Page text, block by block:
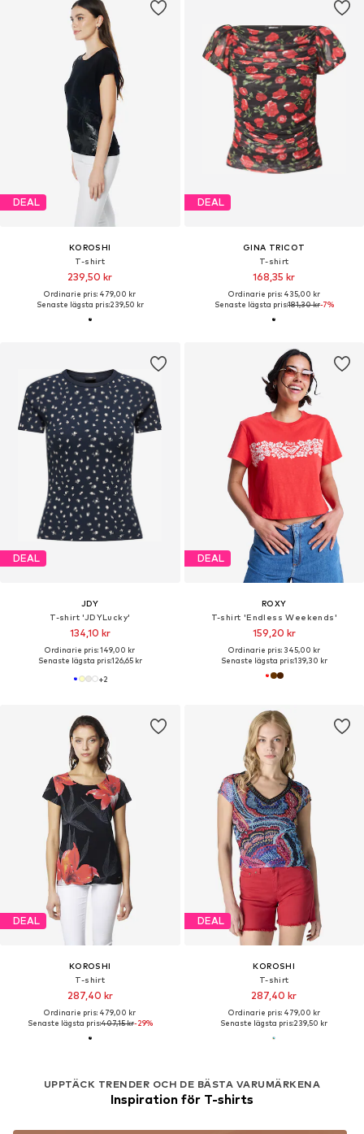
DEAL
KOROSHI
T-shirt
239,50 kr
Ordinarie pris: 479,00 kr
Senaste lägsta pris:239,50 kr
DEAL
GINA TRICOT
T-shirt
168,35 kr
Ordinarie pris: 435,00 kr
Senaste lägsta pris:181,30 kr-7%
DEAL
JDY
T-shirt 'JDYLucky'
134,10 kr
Ordinarie pris: 149,00 kr
Senaste lägsta pris:126,65 kr
+2
DEAL
ROXY
T-shirt 'Endless Weekends'
159,20 kr
Ordinarie pris: 345,00 kr
Senaste lägsta pris:139,30 kr
DEAL
KOROSHI
T-shirt
287,40 kr
Ordinarie pris: 479,00 kr
Senaste lägsta pris:407,15 kr-29%
UPPTÄCK TRENDER OCH DE BÄSTA VARUMÄRKENA
Inspiration för T-shirts
DEAL
KOROSHI
T-shirt
287,40 kr
Ordinarie pris: 479,00 kr
Senaste lägsta pris:239,50 kr